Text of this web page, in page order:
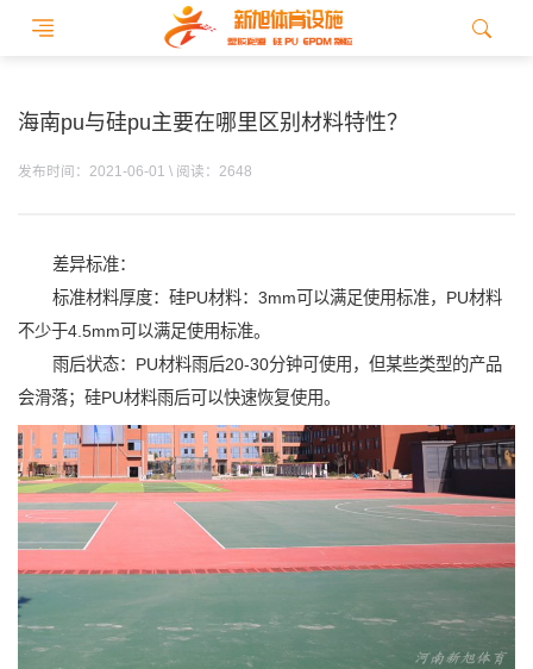
海南pu与硅pu主要在哪里区别材料特性？
发布时间：2021-06-01 \ 阅读：2648
差异标准：
标准材料厚度：硅PU材料：3mm可以满足使用标准，PU材料
不少于4.5mm可以满足使用标准。
雨后状态：PU材料雨后20-30分钟可使用，但某些类型的产品
会滑落；硅PU材料雨后可以快速恢复使用。